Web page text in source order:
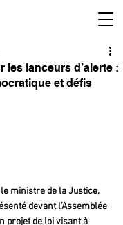
les lanceurs d’alerte :
et défis
ministre de la Justice,
devant l’Assemblée
projet de loi visant à